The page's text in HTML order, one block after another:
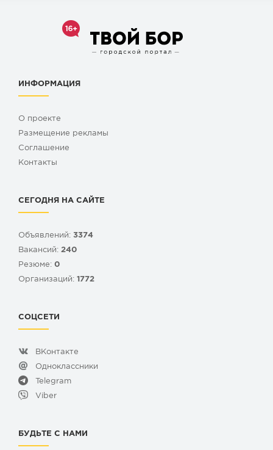
ИНФОРМАЦИЯ
О проекте
Размещение рекламы
Cоглашение
Контакты
СЕГОДНЯ НА САЙТЕ
Объявлений: 3374
Вакансий: 240
Резюме: 0
Организаций: 1772
СОЦСЕТИ
ВКонтакте
Одноклассники
Telegram
Viber
БУДЬТЕ С НАМИ